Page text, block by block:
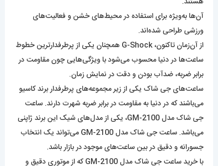
آن‌ها به‌ویژه برای استفاده در محیط‌های خشن و فعالیت‌های
ورزشی طراحی شده‌اند.
از آن‌زمان تاکنون، G-Shock همچنان یکی از پرطرفدارترین خطوط
ساعت‌ها در دنیا محسوب می‌شود با ویژگی‌هایی چون مقاومت در
برابر ضربه، ضدآب بودن و دقت در نمایش زمان.
ساعت‌‌های جی شاک یکی از زیر مجموعه‌‌های پرطرفدار برند کاسیو
می‌باشند که در دنیا به مقاومت در برابر ضربه شهرت دارند. ساعت
جی شاک مدل GM-2100، یکی از مدل‌های شیک این برند ژاپنی
می‌باشد. ساعت جی شاک مدل GM-2100 می‌تواند یک انتخاب
جسورانه و دقیق در بین ساعت‌های موجود در بازار باشد.
با خرید ساعت جی شاک مدل GM-2100 که از موتوری دقیق و